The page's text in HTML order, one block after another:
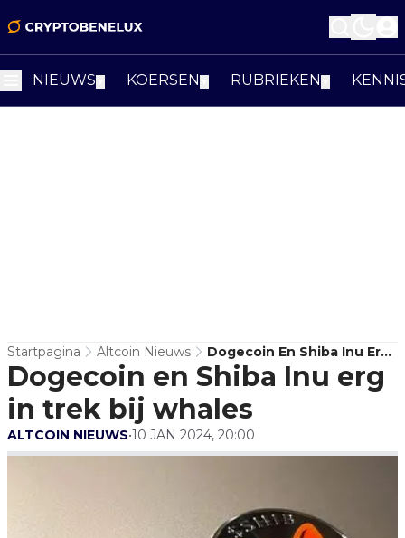
NIEUWS KOERSEN RUBRIEKEN
Startpagina Altcoin Nieuws
Dogecoin En Shiba Inu Erg
In Trek Bij Whales
Dogecoin en Shiba Inu erg
in trek bij whales
ALTCOIN NIEUWS•10 JAN 2024, 20:00